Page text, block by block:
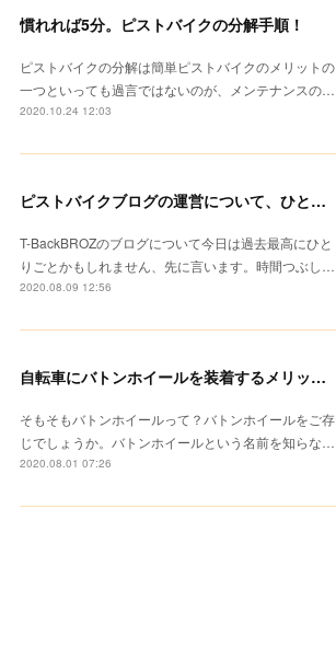
慣れれば5分。ピストバイクの分解手順！
ピストバイクの分解は簡単ピストバイクのメリットの
一つといっても過言ではないのが、メンテナンスの…
2020.10.24 12:03
ピストバイクブログの運営について、ひとりごと。ぼくの「T-BackBROZ」
T-BackBROZのブログについて今日は過去最高にひと
りごとかもしれません、先に言います。時間つぶし…
2020.08.09 12:56
自転車にバトンホイールを装着するメリットとは？感じたことを正直に書いてみる。
そもそもバトンホイールって？バトンホイールをご存
じでしょうか。バトンホイールという名前を知らな…
2020.08.01 07:26